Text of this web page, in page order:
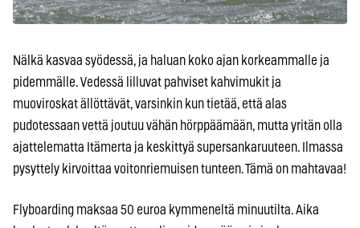
Nälkä kasvaa syödessä, ja haluan koko ajan korkeammalle ja
pidemmälle. Vedessä lilluvat pahviset kahvimukit ja
muoviroskat ällöttävät, varsinkin kun tietää, että alas
pudotessaan vettä joutuu vähän hörppäämään, mutta yritän olla
ajattelematta Itämerta ja keskittyä supersankaruuteen. Ilmassa
pysyttely kirvoittaa voitonriemuisen tunteen. Tämä on mahtavaa!
Flyboarding maksaa 50 euroa kymmeneltä minuutilta. Aika